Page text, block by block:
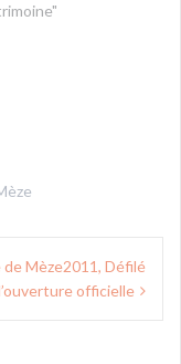
de Mèze2011, Défilé
officielle